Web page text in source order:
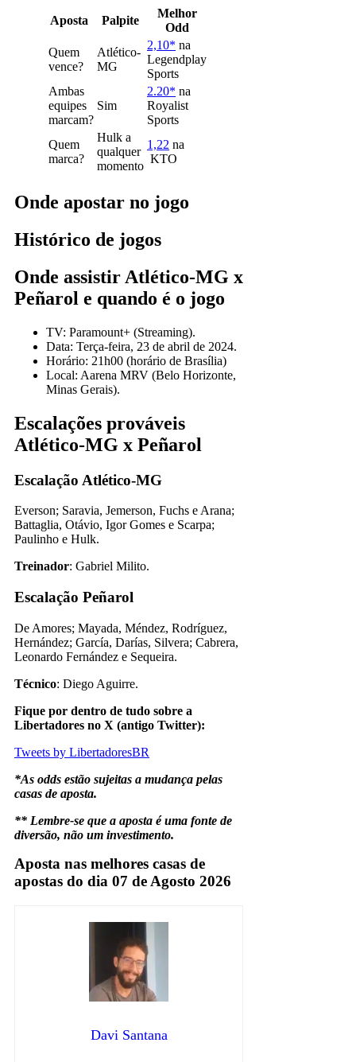
Aposta Palpite
Melhor
Odd
Quem
vence?
Atlético-
MG
2,10* na
Legendplay
Sports
Ambas
equipes
marcam?
Sim
2.20* na
Royalist
Sports
Quem
marca?
Hulk a
qualquer
momento
1,22 na
KTO
Onde apostar no jogo
Histórico de jogos
Onde assistir Atlético-MG x
Peñarol e quando é o jogo
TV: Paramount+ (Streaming).
Data: Terça-feira, 23 de abril de 2024.
Horário: 21h00 (horário de Brasília)
Local: Aarena MRV (Belo Horizonte,
Minas Gerais).
Escalações prováveis
Atlético-MG x Peñarol
Escalação Atlético-MG
Everson; Saravia, Jemerson, Fuchs e Arana;
Battaglia, Otávio, Igor Gomes e Scarpa;
Paulinho e Hulk.
Treinador: Gabriel Milito.
Escalação Peñarol
De Amores; Mayada, Méndez, Rodríguez,
Hernández; García, Darías, Silvera; Cabrera,
Leonardo Fernández e Sequeira.
Técnico: Diego Aguirre.
Fique por dentro de tudo sobre a
Libertadores no X (antigo Twitter):
Tweets by LibertadoresBR
*As odds estão sujeitas a mudança pelas
casas de aposta.
** Lembre-se que a aposta é uma fonte de
diversão, não um investimento.
Aposta nas melhores casas de
apostas do dia 07 de Agosto 2026
Davi Santana